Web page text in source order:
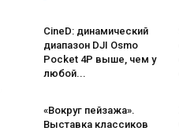
CineD: динамический
диапазон DJI Osmo
Pocket 4P выше, чем у
любой...
«Вокруг пейзажа».
Выставка классиков